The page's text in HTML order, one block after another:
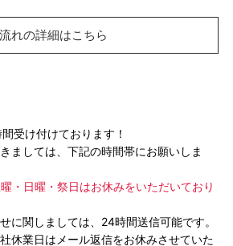
流れの詳細はこちら
受け付けております！
ましては、下記の時間帯にお願いしま
・日曜・祭日はお休みをいただいており
に関しましては、24時間送信可能です。
休業日はメール返信をお休みさせていた